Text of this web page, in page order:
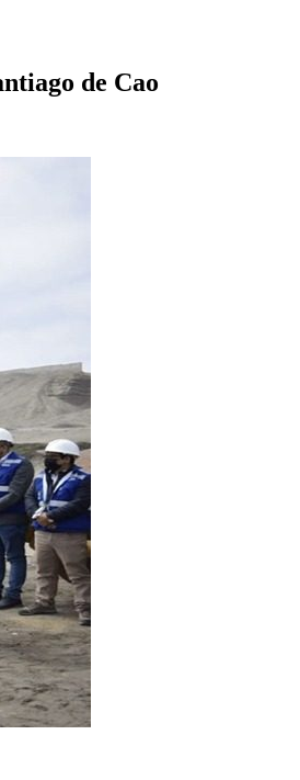
de Cao